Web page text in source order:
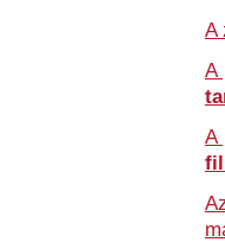
A
A
A